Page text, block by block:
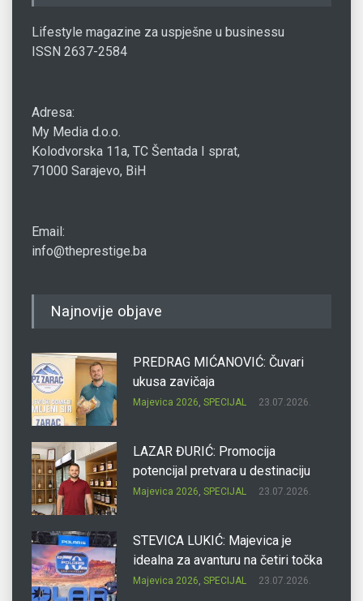
Lifestyle magazine za uspješne u businessu
ISSN 2637-2584
Adresa:
My Media d.o.o.
Kolodvorska 11a, TC Šentada I sprat,
71000 Sarajevo, BiH
Email:
info@theprestige.ba
Najnovije objave
PREDRAG MIĆANOVIĆ: Čuvari
ukusa zavičaja
Majevica 2026, SPECIJAL 23.07.2026.
LAZAR ĐURIĆ: Promocija
potencijal pretvara u destinaciju
Majevica 2026, SPECIJAL 23.07.2026.
STEVICA LUKIĆ: Majevica je
idealna za avanturu na četiri točka
Majevica 2026, SPECIJAL 23.07.2026.